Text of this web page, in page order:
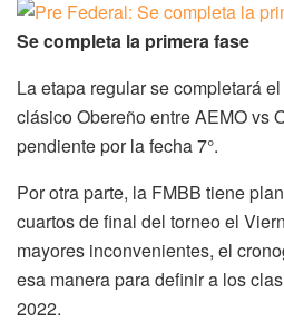
Se completa la primera fase
La etapa regular se completará
clásico Obereño entre AEMO vs
pendiente por la fecha 7°.
Por otra parte, la FMBB tiene
cuartos de final del torneo el
mayores inconvenientes, el
esa manera para definir a los
2022.